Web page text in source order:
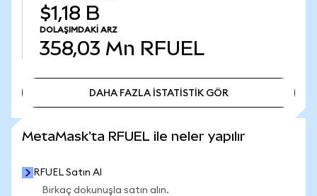
$1,18 B
DOLAŞIMDAKI ARZ
358,03 Mn RFUEL
DAHA FAZLA İSTATİSTİK GÖR
MetaMask'ta RFUEL ile neler yapılır
RFUEL Satın Al
Birkaç dokunuşla satın alın.